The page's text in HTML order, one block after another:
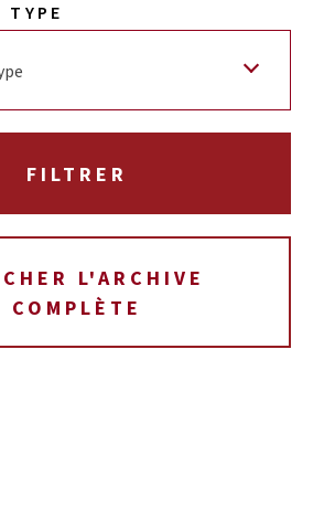
TYPE
L'ARCHIVE
COMPLÈTE